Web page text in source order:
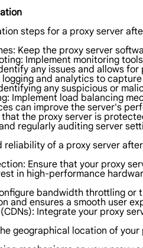
steps for a proxy server
Keep the proxy server
Implement monitoring
any issues and allows
logging and analytics to
any suspicious or
Implement load balancing
can improve the server's
that the proxy server is
regularly auditing server
reliability of a proxy server
Ensure that your proxy
in high-performance
bandwidth throttling
and ensures a smooth user
Integrate your proxy
geographical location of